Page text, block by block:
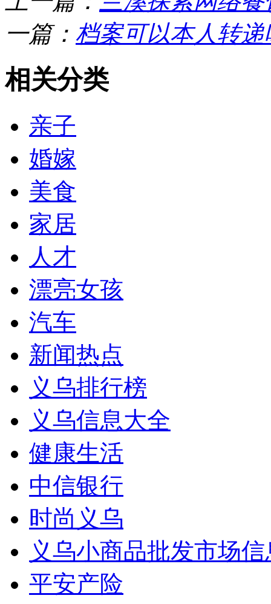
一篇： 档案可以本人转
相关分类
亲子
婚嫁
美食
家居
人才
漂亮女孩
汽车
新闻热点
义乌排行榜
义乌信息大全
健康生活
中信银行
时尚义乌
义乌小商品批发市场
平安产险